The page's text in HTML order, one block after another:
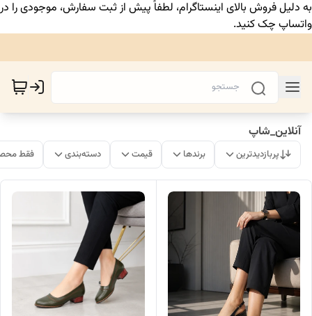
به دلیل فروش بالای اینستاگرام، لطفاً پیش از ثبت سفارش، موجودی را در
واتساپ چک کنید.
آنلاین_شاپ
پربازدیدترین برندها قیمت دسته‌بندی فقط